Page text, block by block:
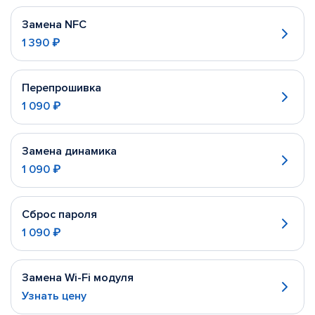
Замена NFC
1 390 ₽
Перепрошивка
1 090 ₽
Замена динамика
1 090 ₽
Сброс пароля
1 090 ₽
Замена Wi-Fi модуля
Узнать цену